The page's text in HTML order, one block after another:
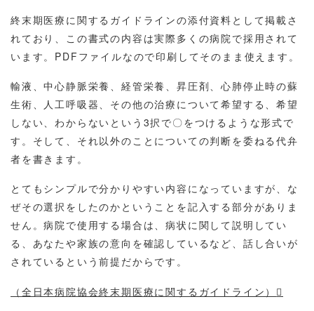
終末期医療に関するガイドラインの添付資料として掲載さ
れており、この書式の内容は実際多くの病院で採用されて
います。PDFファイルなので印刷してそのまま使えます。
輸液、中心静脈栄養、経管栄養、昇圧剤、心肺停止時の蘇
生術、人工呼吸器、その他の治療について希望する、希望
しない、わからないという3択で〇をつけるような形式で
す。そして、それ以外のことについての判断を委ねる代弁
者を書きます。
とてもシンプルで分かりやすい内容になっていますが、な
ぜその選択をしたのかということを記入する部分がありま
せん。病院で使用する場合は、病状に関して説明してい
る、あなたや家族の意向を確認しているなど、話し合いが
されているという前提だからです。
（全日本病院協会終末期医療に関するガイドライン）